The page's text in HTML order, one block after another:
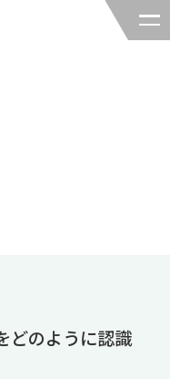
大学院大学
どのように認識